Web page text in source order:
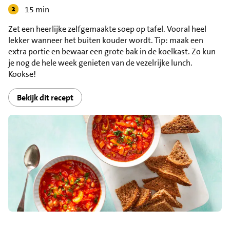
15 min
Zet een heerlijke zelfgemaakte soep op tafel. Vooral heel
lekker wanneer het buiten kouder wordt. Tip: maak een
extra portie en bewaar een grote bak in de koelkast. Zo kun
je nog de hele week genieten van de vezelrijke lunch.
Kookse!
Bekijk dit recept